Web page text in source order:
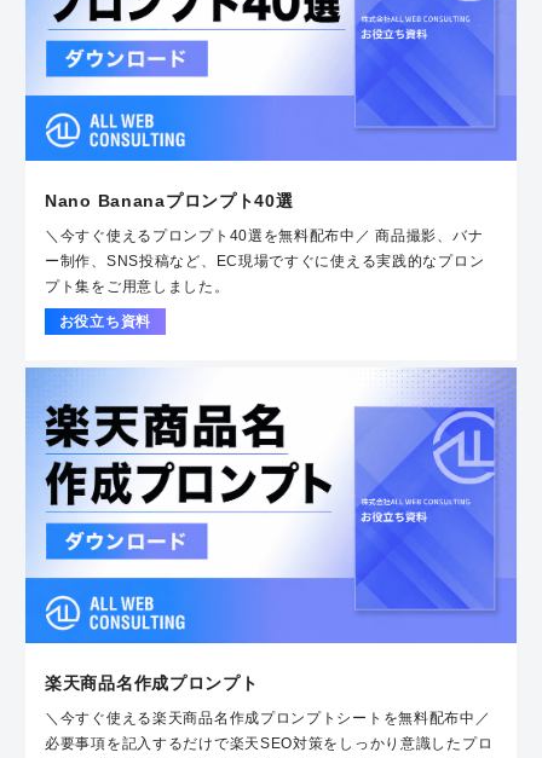
Nano Bananaプロンプト40選
＼今すぐ使えるプロンプト40選を無料配布中／ 商品撮影、バナ
ー制作、SNS投稿など、EC現場ですぐに使える実践的なプロン
プト集をご用意しました。
お役立ち資料
楽天商品名作成プロンプト
＼今すぐ使える楽天商品名作成プロンプトシートを無料配布中／
必要事項を記入するだけで楽天SEO対策をしっかり意識したプロ